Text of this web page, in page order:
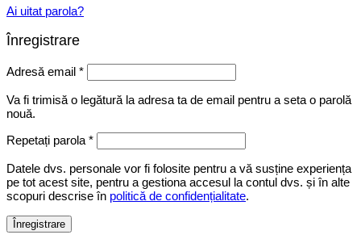
Ai uitat parola?
Înregistrare
Adresă email *Obligatoriu
Va fi trimisă o legătură la adresa ta de email pentru a seta o parolă
nouă.
Repetați parola *
Datele dvs. personale vor fi folosite pentru a vă susține experiența
pe tot acest site, pentru a gestiona accesul la contul dvs. și în alte
scopuri descrise în politică de confidențialitate.
Înregistrare